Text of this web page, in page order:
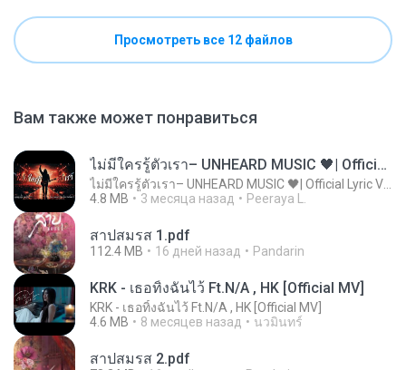
Просмотреть все 12 файлов
Вам также может понравиться
ไม่มีใครรู้ตัวเรา– UNHEARD MUSIC 🖤| Official Lyric Video | เพลงสู้ชีวิต
4.8 MB
3 месяца назад Peeraya L.
สาปสมรส 1.pdf
112.4 MB 16 дней назад Pandarin
KRK - เธอทิ้งฉันไว้ Ft.N/A , HK [Official MV]
KRK - เธอทิ้งฉันไว้ Ft.N/A , HK [Official MV]
4.6 MB
8 месяцев назад นวมินทร์
สาปสมรส 2.pdf